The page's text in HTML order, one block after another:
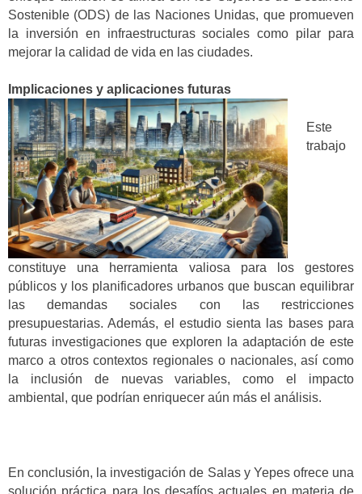
Sostenible (ODS) de las Naciones Unidas, que promueven
la inversión en infraestructuras sociales como pilar para
mejorar la calidad de vida en las ciudades.
Implicaciones y aplicaciones futuras
Este
trabajo
constituye una herramienta valiosa para los gestores
públicos y los planificadores urbanos que buscan equilibrar
las demandas sociales con las restricciones
presupuestarias. Además, el estudio sienta las bases para
futuras investigaciones que exploren la adaptación de este
marco a otros contextos regionales o nacionales, así como
la inclusión de nuevas variables, como el impacto
ambiental, que podrían enriquecer aún más el análisis.
En conclusión, la investigación de Salas y Yepes ofrece una
solución práctica para los desafíos actuales en materia de